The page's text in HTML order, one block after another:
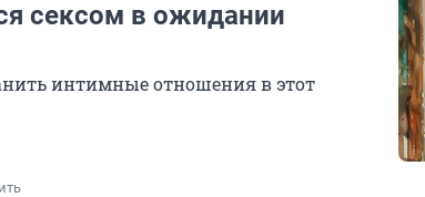
сексом в ожидании
интимные отношения в этот